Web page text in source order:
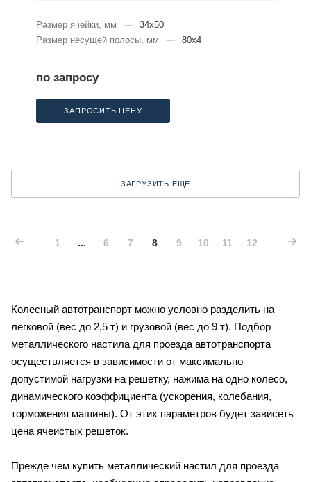
Размер ячейки, мм —
34x50
Размер несущей полосы, мм
— 80x4
по запросу
ЗАПРОСИТЬ ЦЕНУ
ЗАГРУЗИТЬ ЕЩЕ
1 ... 6 7 8 9 10 11 12
Колесный автотранспорт можно условно разделить на
легковой (вес до 2,5 т) и грузовой (вес до 9 т). Подбор
металлического настила для проезда автотранспорта
осуществляется в зависимости от максимально
допустимой нагрузки на решетку, нажима на одно колесо,
динамического коэффициента (ускорения, колебания,
торможения машины). От этих параметров будет зависеть
цена ячеистых решеток.
Прежде чем купить металлический настил для проезда